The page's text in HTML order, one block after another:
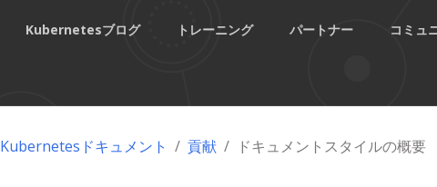
Kubernetesブログ トレーニング パートナー コミュ
Kubernetesドキュメント 貢献 ドキュメントスタイルの概要